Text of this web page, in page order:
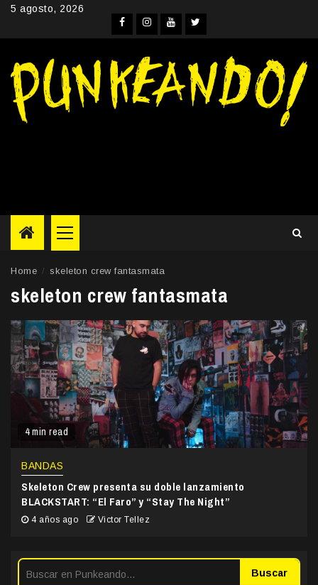
Skip5 agosto, 2026
Facebook
Instagram
YouTube
Twitter
Primary
Menu
Home skeleton crew fantasmata
skeleton crew fantasmata
4 min read
BANDAS
Skeleton Crew presenta su doble lanzamiento
BLACKSTART: “El Faro” y “Stay The Night”
4 años ago Victor Tellez
Buscar